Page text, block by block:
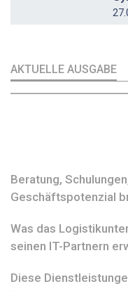
AKTUELLE AUSGABE
Beratung,
Geschäftspotenzial
Was das
seinen IT-Partnern
Diese